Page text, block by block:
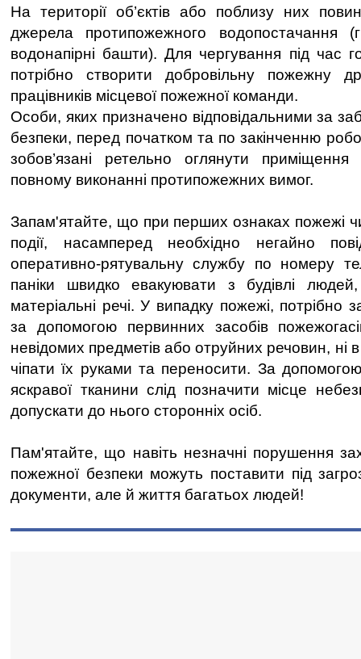
На території об’єктів або поблизу них
джерела протипожежного водопостачання
водонапірні башти). Для чергування під час
потрібно створити добровільну пожежну
працівників місцевої пожежної команди.
Особи, яких призначено відповідальними за
безпеки, перед початком та по закінченню
зобов’язані ретельно оглянути
повному виконанні протипожежних вимог.
Запам'ятайте, що при перших ознаках пожежі
події, насамперед необхідно негайно
оперативно-рятувальну службу по номеру
паніки швидко евакуювати з будівлі
матеріальні речі. У випадку пожежі, потрібно
за допомогою первинних засобів
невідомих предметів або отруйних речовин, ні
чіпати їх руками та переносити. За
яскравої тканини слід позначити місце
допускати до нього сторонніх осіб.
Пам'ятайте, що навіть незначні порушення
пожежної безпеки можуть поставити під
документи, але й життя багатьох людей!